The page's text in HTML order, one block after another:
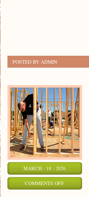
POSTED BY ADMIN
MARCH - 18 - 2026
COMMENTS OFFON